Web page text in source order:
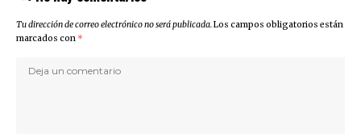
Tu dirección de correo electrónico no será publicada.Los campos obligatorios están
marcados con *